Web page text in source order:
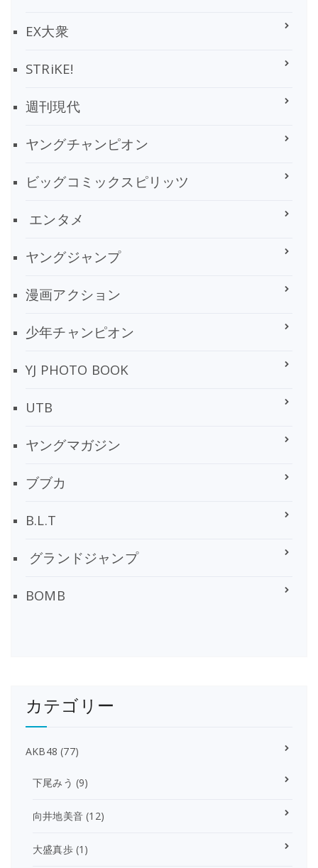
EX大衆
STRiKE!
週刊現代
ヤングチャンピオン
ビッグコミックスピリッツ
エンタメ
ヤングジャンプ
漫画アクション
少年チャンピオン
YJ PHOTO BOOK
UTB
ヤングマガジン
ブブカ
B.L.T
グランドジャンプ
BOMB
カテゴリー
AKB48 (77)
下尾みう (9)
向井地美音 (12)
大盛真歩(1)